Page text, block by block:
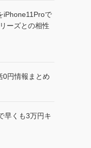
iPhone11Proで
ーズとの相性
0円情報まとめ
早くも3万円キ